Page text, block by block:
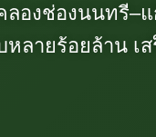
ลองช่องนนทรี–
หลายร้อยล้าน เ